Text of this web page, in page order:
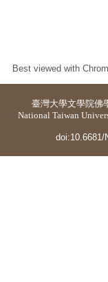
Best viewed with
臺灣大學文學院佛
National Taiwan
doi:10.6681/